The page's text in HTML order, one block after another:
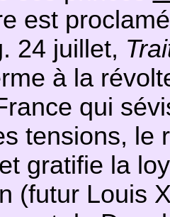
est
24 juillet,
à la
qui
tensions, le
gratifie la
(futur Louis